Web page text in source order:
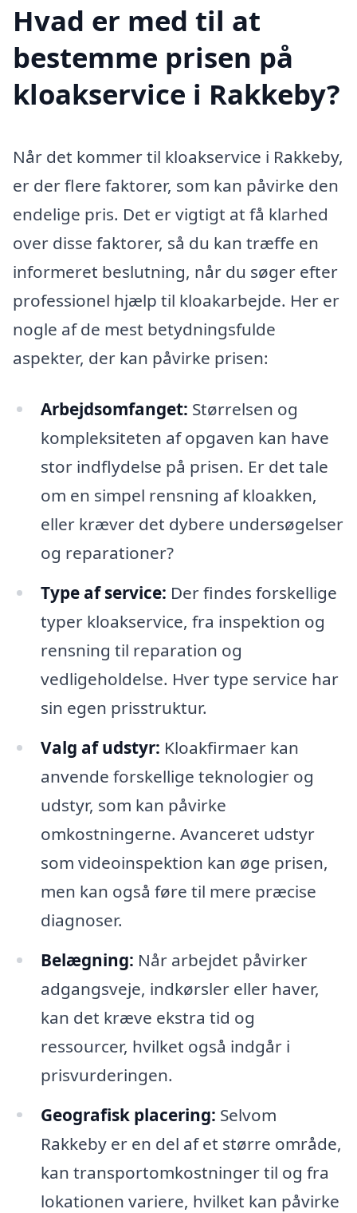
Hvad er med til at
bestemme prisen på
kloakservice i Rakkeby?
Når det kommer til kloakservice i Rakkeby,
er der flere faktorer, som kan påvirke den
endelige pris. Det er vigtigt at få klarhed
over disse faktorer, så du kan træffe en
informeret beslutning, når du søger efter
professionel hjælp til kloakarbejde. Her er
nogle af de mest betydningsfulde
aspekter, der kan påvirke prisen:
Arbejdsomfanget: Størrelsen og
kompleksiteten af opgaven kan have
stor indflydelse på prisen. Er det tale
om en simpel rensning af kloakken,
eller kræver det dybere undersøgelser
og reparationer?
Type af service: Der findes forskellige
typer kloakservice, fra inspektion og
rensning til reparation og
vedligeholdelse. Hver type service har
sin egen prisstruktur.
Valg af udstyr: Kloakfirmaer kan
anvende forskellige teknologier og
udstyr, som kan påvirke
omkostningerne. Avanceret udstyr
som videoinspektion kan øge prisen,
men kan også føre til mere præcise
diagnoser.
Belægning: Når arbejdet påvirker
adgangsveje, indkørsler eller haver,
kan det kræve ekstra tid og
ressourcer, hvilket også indgår i
prisvurderingen.
Geografisk placering: Selvom
Rakkeby er en del af et større område,
kan transportomkostninger til og fra
lokationen variere, hvilket kan påvirke